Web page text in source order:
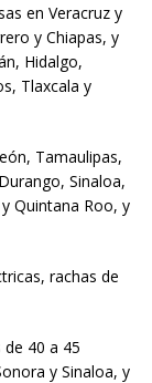
en Veracruz y
y Chiapas, y
Hidalgo,
Tlaxcala y
Tamaulipas,
Sinaloa,
Quintana Roo, y
rachas de
40 a 45
y Sinaloa, y